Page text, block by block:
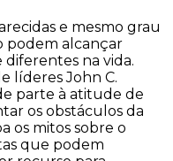
e mesmo grau
podem alcançar
na vida.
líderes John C.
parte à atitude de
os obstáculos da
os mitos sobre o
que podem